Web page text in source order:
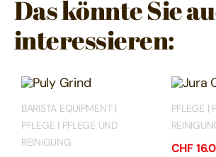
Das könnte Sie
interessieren:
BARISTA EQUIPMENT |
PFLEGE | PFLEGE UND
REINIGUNG
PFLEGE |
CHF